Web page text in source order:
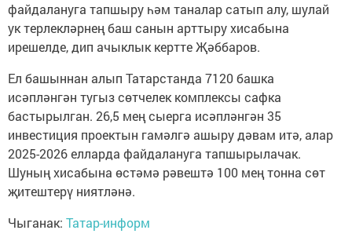
файдалануга тапшыру һәм таналар сатып алу, шулай
ук терлекләрнең баш санын арттыру хисабына
ирешелде, дип ачыклык кертте Җәббаров.
Ел башыннан алып Татарстанда 7120 башка
исәпләнгән тугыз сөтчелек комплексы сафка
бастырылган. 26,5 мең сыерга исәпләнгән 35
инвестиция проектын гамәлгә ашыру дәвам итә, алар
2025-2026 елларда файдалануга тапшырылачак.
Шуның хисабына өстәмә рәвештә 100 мең тонна сөт
җитештерү ниятләнә.
Чыганак: Татар-информ